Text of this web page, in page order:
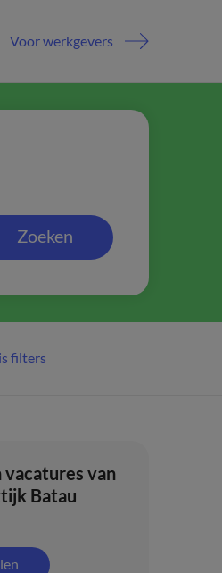
Voor werkgevers
Zoeken
filters
van
Batau